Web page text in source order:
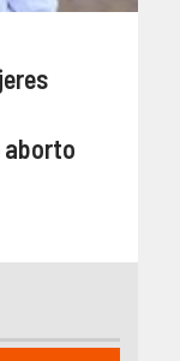
aborto